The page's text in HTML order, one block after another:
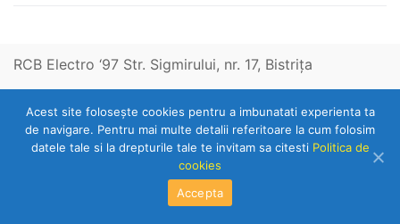
RCB Electro ‘97 Str. Sigmirului, nr. 17, Bistriţa
Telefon: 0263-236153
Copyright © 2026 RCB Electro 97
Acest site foloseşte cookies pentru a imbunatati experienta ta
de navigare. Pentru mai multe detalii referitoare la cum folosim
datele tale si la drepturile tale te invitam sa citesti Politica de
cookies
Accepta